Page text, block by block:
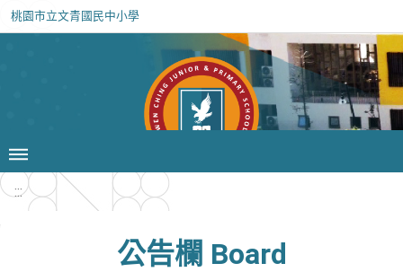
桃園市立文青國民中小學
:::
公告欄 Board